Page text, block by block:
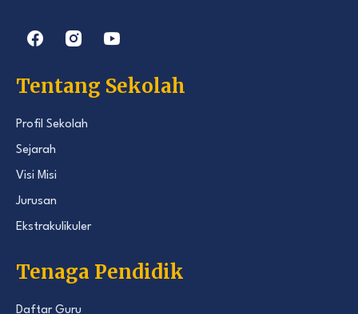
Tentang Sekolah
Profil Sekolah
Sejarah
Visi Misi
Jurusan
Ekstrakulikuler
Tenaga Pendidik
Daftar Guru